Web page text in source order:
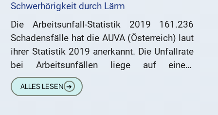
Schwerhörigkeit durch Lärm
Die Arbeitsunfall-Statistik 2019 161.236
Schadensfälle hat die AUVA (Österreich) laut
ihrer Statistik 2019 anerkannt. Die Unfallrate
bei Arbeitsunfällen liege auf einem
„Rekordtief“. Häufigste Unfallursache ist
Kontrollverlust über Maschinen,
ALLES LESEN ➔